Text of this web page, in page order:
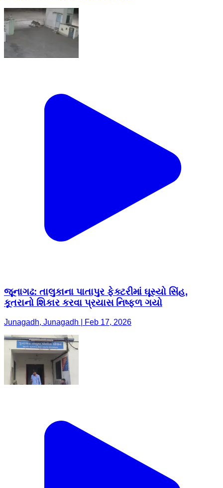
જૂનાગઢ: તાલુકાના પાતાપુર ફેક્ટરીમાં ઘૂસ્યો સિંહ,
કૂતરાનો શિકાર કરવા પ્રયાસ નિષ્ફ્ળ ગયો
Junagadh, Junagadh | Feb 17, 2026